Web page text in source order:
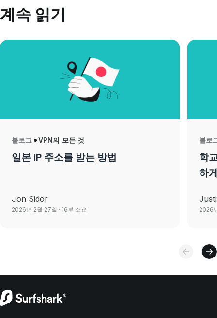
계속 읽기
블로그 VPN의 모든 것
일본 IP 주소를 받는 방법
Jon Sidor
2026년 2월 27일 · 16분 소요
블로
학
하
2026